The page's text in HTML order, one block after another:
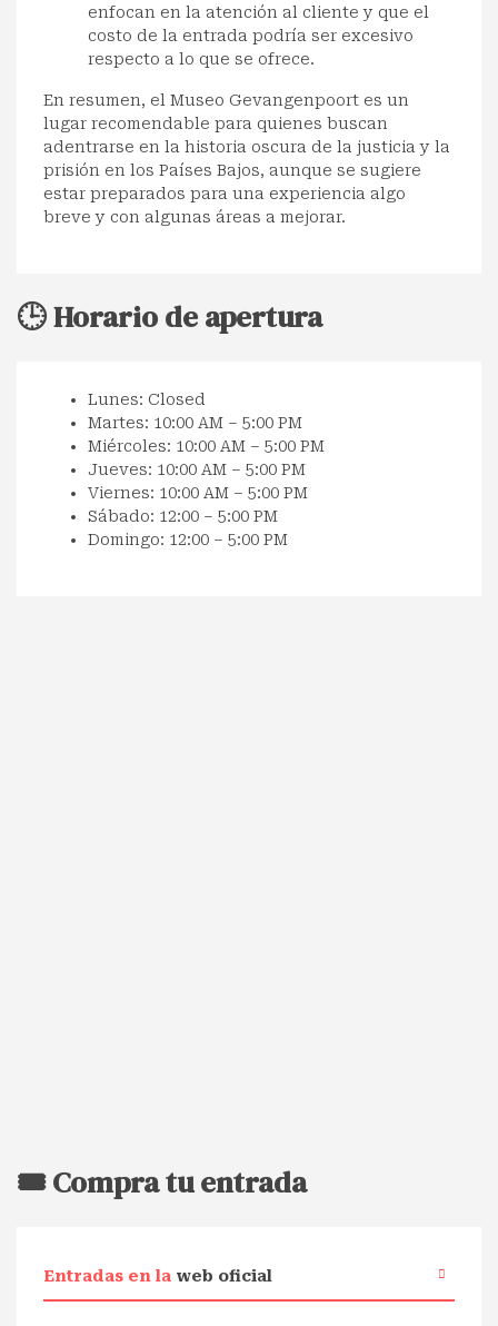
enfocan en la atención al cliente y que el
costo de la entrada podría ser excesivo
respecto a lo que se ofrece.
En resumen, el Museo Gevangenpoort es un
lugar recomendable para quienes buscan
adentrarse en la historia oscura de la justicia y la
prisión en los Países Bajos, aunque se sugiere
estar preparados para una experiencia algo
breve y con algunas áreas a mejorar.
🕒 Horario de apertura
Lunes: Closed
Martes: 10:00 AM – 5:00 PM
Miércoles: 10:00 AM – 5:00 PM
Jueves: 10:00 AM – 5:00 PM
Viernes: 10:00 AM – 5:00 PM
Sábado: 12:00 – 5:00 PM
Domingo: 12:00 – 5:00 PM
🎟️ Compra tu entrada
Entradas en la web oficial